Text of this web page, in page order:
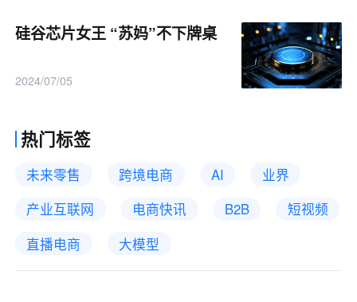
硅谷芯片女王 “苏妈”不下牌桌
2024/07/05
热门标签
未来零售 跨境电商 AI
业界
产业互联网
电商快讯 B2B
短视频
直播电商
大模型